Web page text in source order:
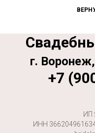
г.
+7
ИП
ИНН